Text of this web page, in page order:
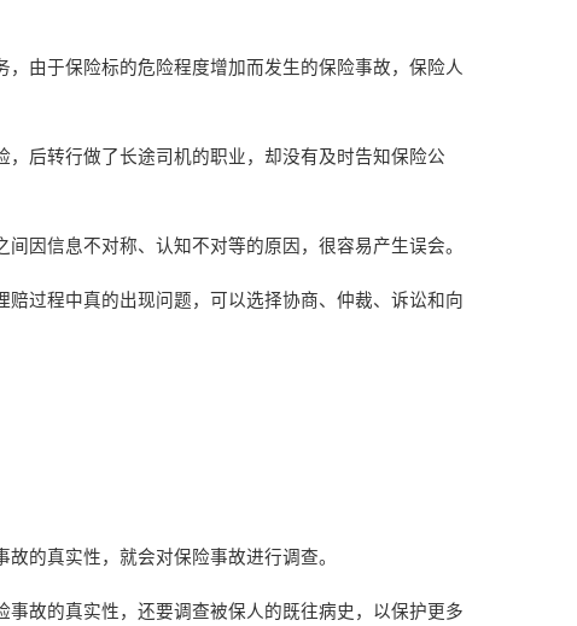
由于保险标的危险程度增加而发生的保险事故，保险人
后转行做了长途司机的职业，却没有及时告知保险公
因信息不对称、认知不对等的原因，很容易产生误会。
过程中真的出现问题，可以选择协商、仲裁、诉讼和向
的真实性，就会对保险事故进行调查。
故的真实性，还要调查被保人的既往病史，以保护更多